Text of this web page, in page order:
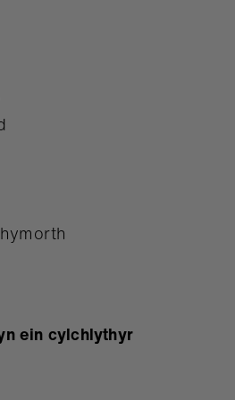
ein cylchlythyr